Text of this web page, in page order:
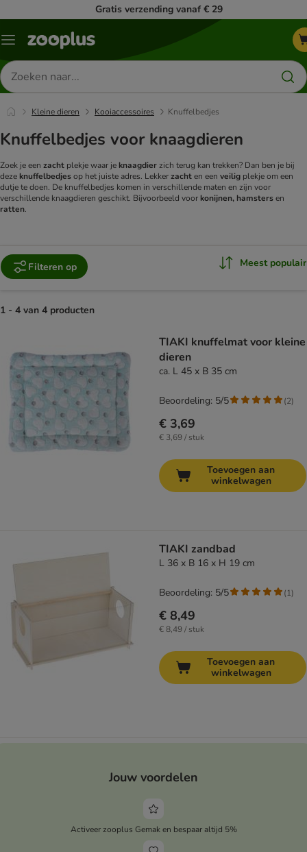
Gratis verzending vanaf € 29
Menu
Zoeken
naar
producten
Kleine dieren Kooiaccessoires Knuffelbedjes
Knuffelbedjes voor knaagdieren
Zoek je een zacht plekje waar je knaagdierzich terug kan trekken? Dan ben je bij
deze knuffelbedjesop het juiste adres. Lekkerzachten een veilig plekje om een
dutje te doen. De knuffelbedjes komen in verschillende maten en zijn voor
verschillende knaagdieren geschikt. Bijvoorbeeld voor konijnen, hamstersen
ratten.
Filteren op Meest populair
1 - 4 van 4 producten
TIAKI knuffelmat voor kleine
dieren
ca. L 45 x B 35 cm
€ 3,69
€ 3,69 / stuk
Beoordeling: 5/5 (2)
Toevoegen aan
winkelwagen
TIAKI zandbad
L 36 x B 16 x H 19 cm
€ 8,49
€ 8,49 / stuk
Beoordeling: 5/5 (1)
Toevoegen aan
winkelwagen
Jouw voordelen
Activeer zooplus Gemak en bespaar altijd 5%